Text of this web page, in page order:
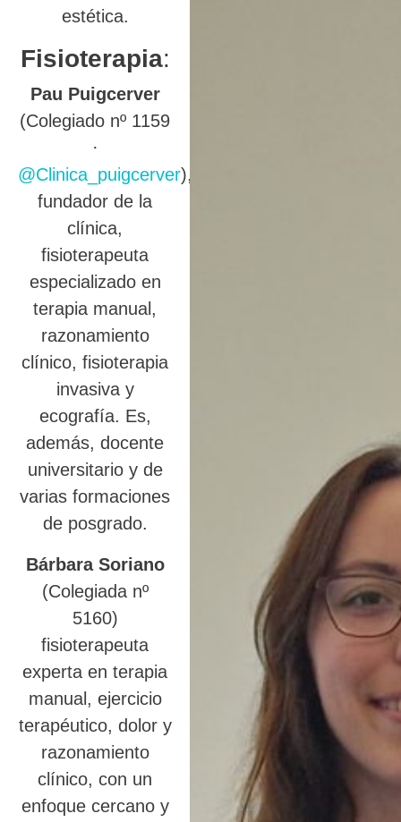
estética.
Fisioterapia:
Pau Puigcerver
(Colegiado nº 1159
·
@Clinica_puigcerver),
fundador de la
clínica,
fisioterapeuta
especializado en
terapia manual,
razonamiento
clínico, fisioterapia
invasiva y
ecografía. Es,
además, docente
universitario y de
varias formaciones
de posgrado.
Bárbara Soriano
(Colegiada nº
5160)
fisioterapeuta
experta en terapia
manual, ejercicio
terapéutico, dolor y
razonamiento
clínico, con un
enfoque cercano y